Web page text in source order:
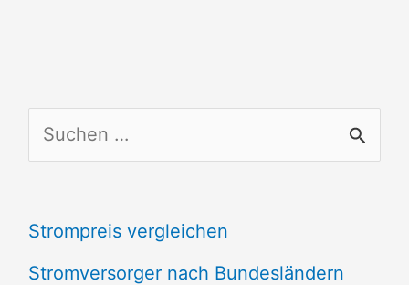
u
h
e
Strompreis vergleichen
Stromversorger nach Bundesländern